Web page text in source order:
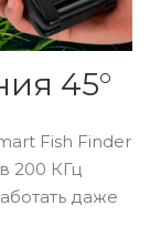
45°
Fish Finder
200 КГц
даже